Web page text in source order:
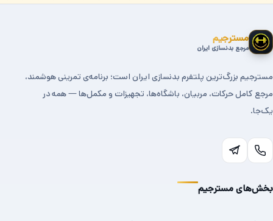
مسترجیم
مرجع بدنسازی ایران
مسترجیم بزرگ‌ترین پلتفرم بدنسازی ایران است؛ برنامه‌ی تمرینی هوشمند،
مرجع کامل حرکات، مربیان، باشگاه‌ها، تجهیزات و مکمل‌ها — همه در
یک‌جا.
بخش‌های مسترجیم